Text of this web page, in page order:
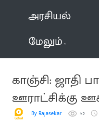
அரசியல்
மேலும்
காஞ்சி: ஜாதி
ஊராட்சிக்கு
விண்ணப்பம்
By Rajasekar 52